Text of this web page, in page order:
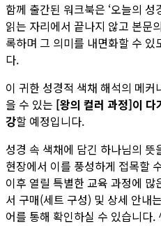
함께 출간된 워크북은 ‘오늘의
읽는 자리에서 끝나지 않고 본문
록하며 그 의미를 내면화할 수
다.
이 귀한 성경적 색채 해석의 메
을 수 있는 [왕의 컬러 과정]이 다
강할 예정입니다.
성경 속 색채에 담긴 하나님의
현장에서 이를 풍성하게 접목할
이후 열릴 특별한 교육 과정에
서 구매(세트 구성) 및 상세 안내
어를 통해 확인하실 수 있습니다.